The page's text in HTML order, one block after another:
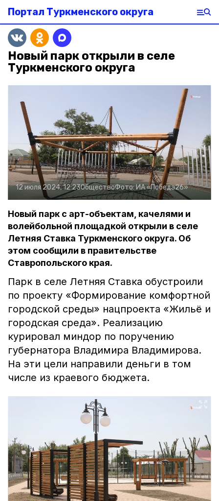
Портал Туркменского округа
Новый парк открыли в селе
Туркменского округа
12 июля 2024, 12:23ОбществоФото:ИА «Победа26»
Новый парк с арт-объектам, качелями и
волейбольной площадкой открыли в селе
Летняя Ставка Туркменского округа. Об
этом сообщили в правительстве
Ставропольского края.
Парк в селе Летняя Ставка обустроили
по проекту «Формирование комфортной
городской среды» нацпроекта «Жильё и
городская среда». Реализацию
курировал миндор по поручению
губернатора Владимира Владимирова.
На эти цели направили деньги в том
числе из краевого бюджета.